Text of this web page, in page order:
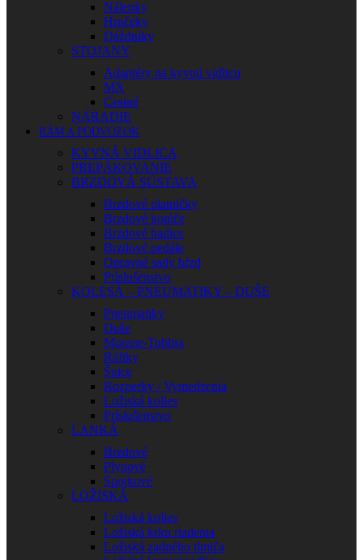
Nálepky
Hrnčeky
Dáždniky
STOJANY
Adaptéry na kyvnú vidlicu
MX
Cestné
NÁRADIE
RÁM A PODVOZOK
KYVNÁ VIDLICA
PREPÁKOVANIE
BRZDOVÁ SÚSTAVA
Brzdové platničky
Brzdové kotúče
Brzdové hadice
Brzdové pedále
Opravné sady bŕzd
Príslušenstvo
KOLESÁ – PNEUMATIKY – DUŠE
Pneumatiky
Duše
Mousse-Tubliss
Ráfiky
Špice
Rozperky / Vymedzenia
Ložiská kolies
Príslušenstvo
LANKÁ
Brzdové
Plynové
Spojkové
LOŽISKÁ
Ložiská kolies
Ložiská krku riadenia
Ložiská zadného tlmiča